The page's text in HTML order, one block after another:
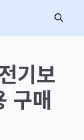
기보
구매